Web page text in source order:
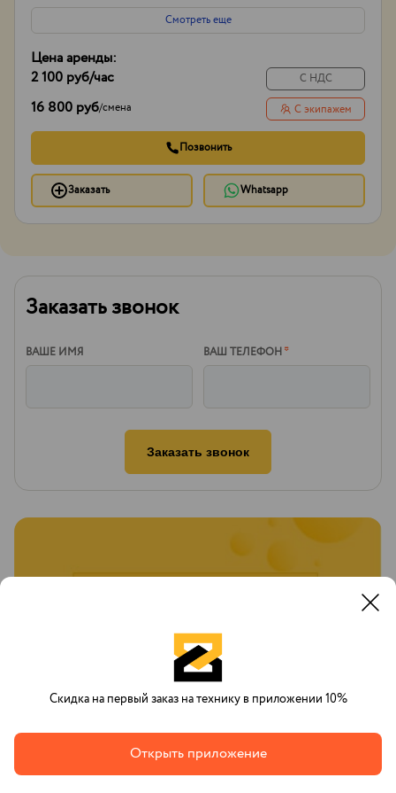
Боковой вылет стрелы
20м
Смотреть еще
Цена аренды:
2 100 руб/час
16 800 руб/смена
С НДС
С экипажем
Позвонить
Заказать Whatsapp
Заказать звонок
ВАШЕ ИМЯ ВАШ ТЕЛЕФОН*
Заказать звонок
Скидка на первый заказ на технику в приложении 10%
Открыть приложение